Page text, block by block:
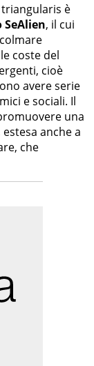
è
, il cui
coste del
cioè
avere serie
e sociali. Il
una
anche a
che